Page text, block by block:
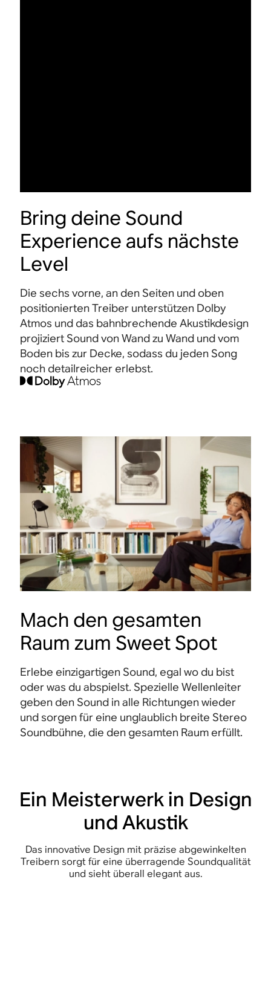
Bring deine Sound
Experience aufs nächste
Level
Die sechs vorne, an den Seiten und oben
positionierten Treiber unterstützen Dolby
Atmos und das bahnbrechende Akustikdesign
projiziert Sound von Wand zu Wand und vom
Boden bis zur Decke, sodass du jeden Song
noch detailreicher erlebst.
Mach den gesamten
Raum zum Sweet Spot
Erlebe einzigartigen Sound, egal wo du bist
oder was du abspielst. Spezielle Wellenleiter
geben den Sound in alle Richtungen wieder
und sorgen für eine unglaublich breite Stereo
Soundbühne, die den gesamten Raum erfüllt.
Ein Meisterwerk in Design
und Akustik
Das innovative Design mit präzise abgewinkelten
Treibern sorgt für eine überragende Soundqualität
und sieht überall elegant aus.